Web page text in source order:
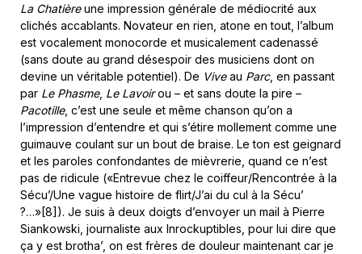
La Chatièreune impression générale de médiocrité aux
clichés accablants. Novateur en rien, atone en tout, l’album
est vocalement monocorde et musicalement cadenassé
(sans doute au grand désespoir des musiciens dont on
devine un véritable potentiel). De Viveau Parc, en passant
par Le Phasme, Le Lavoirou – et sans doute la pire –
Pacotille, c’est une seule et même chanson qu’on a
l’impression d’entendre et qui s’étire mollement comme une
guimauve coulant sur un bout de braise. Le ton est geignard
et les paroles confondantes de mièvrerie, quand ce n’est
pas de ridicule («Entrevue chez le coiffeur/Rencontrée à la
Sécu’/Une vague histoire de flirt/J’ai du cul à la Sécu’
?…»[8]). Je suis à deux doigts d’envoyer un mail à Pierre
Siankowski, journaliste aux Inrockuptibles, pour lui dire que
ça y est brotha’, on est frères de douleur maintenant car je